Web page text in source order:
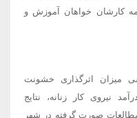
کارشان خواهان آموزش و
میزان اثرگذاری خشونت
کار زنانه، نتایج
صورت گرفته در شهر